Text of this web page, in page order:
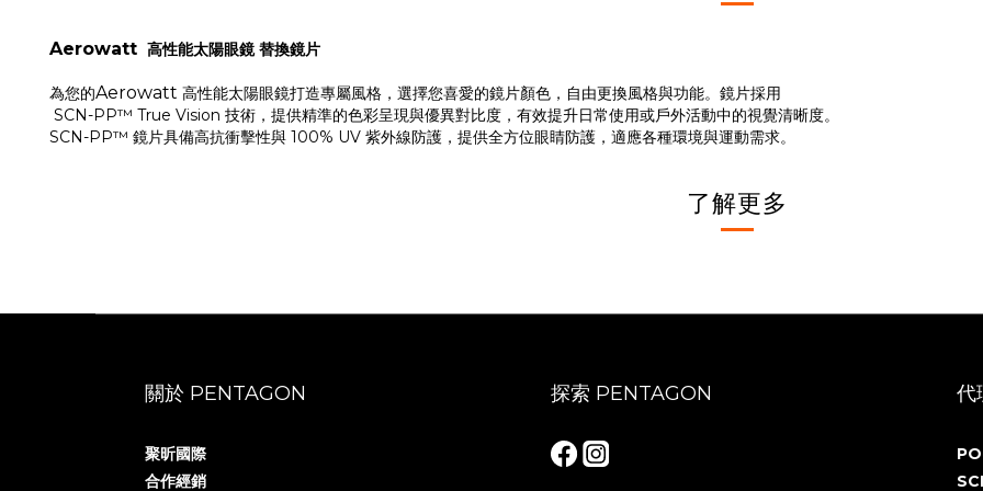
Aerowatt 高性能太陽眼鏡 替換鏡片
為您的Aerowatt 高性能太陽眼鏡打造專屬風格，選擇您喜愛的鏡片顏色，自由更換風格與功能。鏡片採用
SCN-PP™ True Vision 技術，提供精準的色彩呈現與優異對比度，有效提升日常使用或戶外活動中的視覺清晰度。
SCN-PP™ 鏡片具備高抗衝擊性與 100% UV 紫外線防護，提供全方位眼睛防護，適應各種環境與運動需求。
了解更多
關於 PENTAGON
聚昕國際
合作經銷
探索 PENTAGON 代